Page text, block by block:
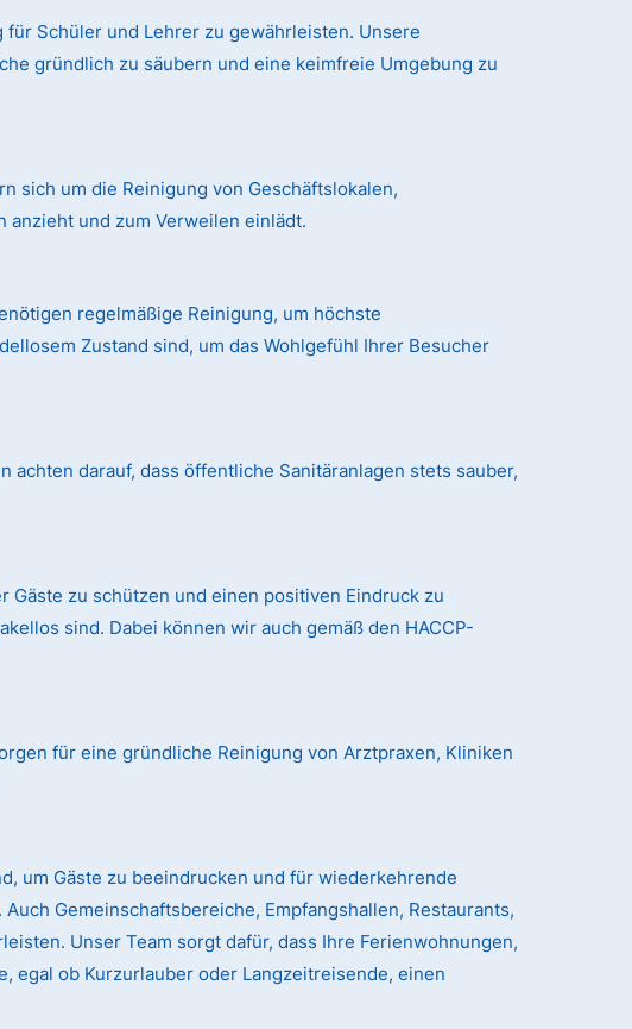
Schüler und Lehrer zu gewährleisten. Unsere
gründlich zu säubern und eine keimfreie Umgebung zu
sich um die Reinigung von Geschäftslokalen,
anzieht und zum Verweilen einlädt.
regelmäßige Reinigung, um höchste
Zustand sind, um das Wohlgefühl Ihrer Besucher
darauf, dass öffentliche Sanitäranlagen stets sauber,
zu schützen und einen positiven Eindruck zu
sind. Dabei können wir auch gemäß den HACCP-
für eine gründliche Reinigung von Arztpraxen, Kliniken
um Gäste zu beeindrucken und für wiederkehrende
Gemeinschaftsbereiche, Empfangshallen, Restaurants,
Unser Team sorgt dafür, dass Ihre Ferienwohnungen,
egal ob Kurzurlauber oder Langzeitreisende, einen